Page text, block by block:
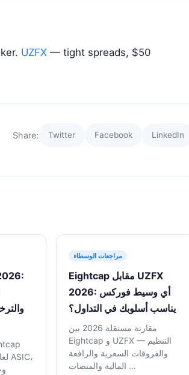
UZFX — tight spreads, $50
Share: Twitter Facebook LinkedIn
مراجعات الوسطاء
Eightcap مقابل UZFX
2026: أي وسيط فوركس
يناسب أسلوبك في التداول؟
مقارنة مستقلة 2026 بين
Eightcap و UZFX — التنظيم
والفروقات السعرية والرافعة
المالية والمنصات …